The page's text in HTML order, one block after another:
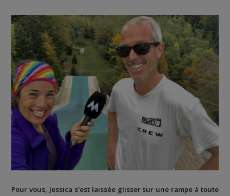
Pour vous, Jessica s'est laissée glisser sur une rampe à toute